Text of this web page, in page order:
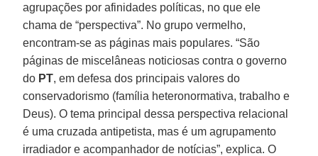
agrupações por afinidades políticas, no que ele
chama de “perspectiva”. No grupo vermelho,
encontram-se as páginas mais populares. “São
páginas de miscelâneas noticiosas contra o governo
do PT, em defesa dos principais valores do
conservadorismo (família heteronormativa, trabalho e
Deus). O tema principal dessa perspectiva relacional
é uma cruzada antipetista, mas é um agrupamento
irradiador e acompanhador de notícias”, explica. O